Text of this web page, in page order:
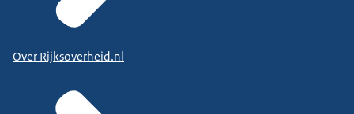
Over Rijksoverheid.nl